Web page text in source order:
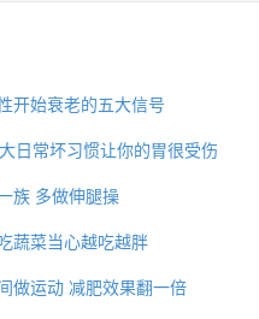
开始衰老的五大信号
日常坏习惯让你的胃很受伤
族 多做伸腿操
蔬菜当心越吃越胖
做运动 减肥效果翻一倍
了